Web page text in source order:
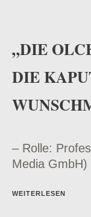
„DIE
DIE
– Rolle:
Media GmbH)
WEITERLESEN